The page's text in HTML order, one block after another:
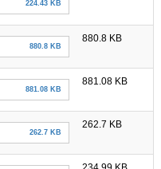
224.43 KB
880.8 KB
880.8 KB
881.08 KB
881.08 KB
262.7 KB
262.7 KB